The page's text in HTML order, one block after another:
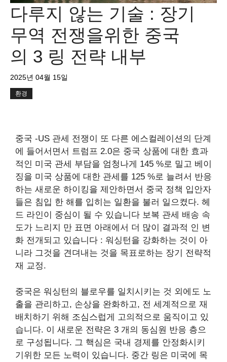
다루지 않는 기술 : 장기
무역 전쟁을위한 중국
의 3 링 전략 내부
2025년 04월 15일
환경
중국 -US 관세 전쟁이 또 다른 에스컬레이션의 단계
에 들어서면서 트럼프 2.0은 중국 상품에 대한 효과
적인 미국 관세 부담을 엄청나게 145 %로 밀고 베이
징을 미국 상품에 대한 관세를 125 %로 늘려서 반응
하는 새로운 하이킹을 제안하면서 중국 정책 입안자
들은 침입 한 해를 입히는 일환을 불러 일으켰다. 헤
드 라인이 중심이 될 수 있습니다 보복 관세
배송 속
도가 느리지 만 표면 아래에서 더 많이 결과적 인 변
화 전개되고 있습니다 : 워싱턴을 강화하는 것이 아
니라 그것을 견뎌내는 것을 목표로하는 장기 전략적
재 교정.
중국은 워싱턴의 블로우를 일치시키는 것 외에도 노
출을 관리하고, 손상을 완화하고, 전 세계적으로 재
배치하기 위해 조심스럽게 고의적으로 움직이고 있
습니다. 이 새로운 전략은 3 개의 동심원 반응 층으
로 구성됩니다. 그 핵심은 국내 경제를 안정화시키
기위한 모든 노력이 있습니다. 중간 링은 미국에 목